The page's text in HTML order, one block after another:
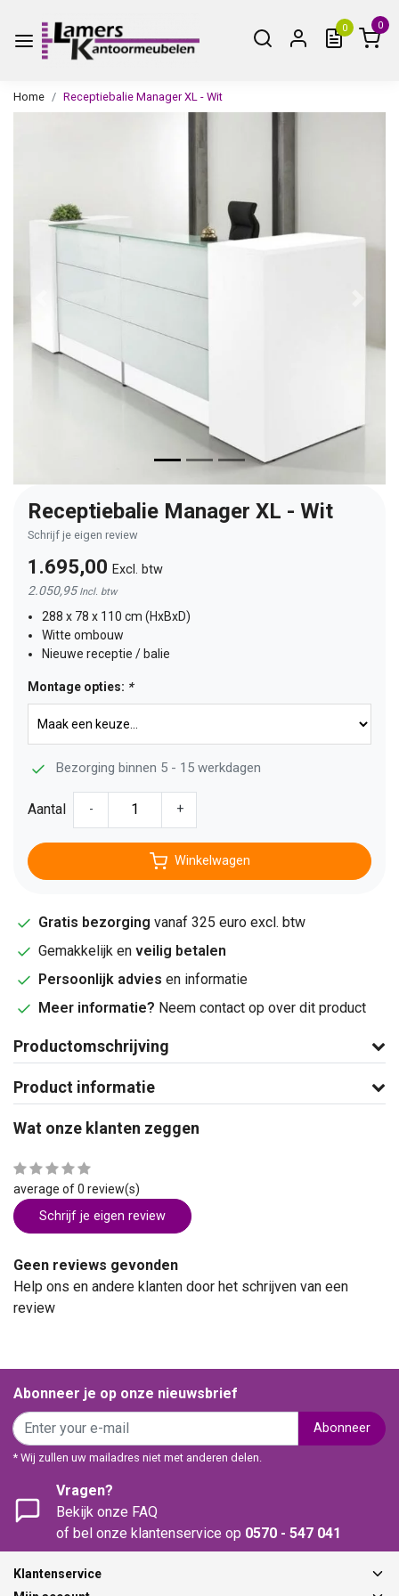
0 0
Home Receptiebalie Manager XL - Wit
Vorige
Receptiebalie Manager XL - Wit
Schrijf je eigen review
1.695,00 Excl. btw
2.050,95Incl. btw
288 x 78 x 110 cm (HxBxD)
Witte ombouw
Nieuwe receptie / balie
Montage opties: *
Bezorging binnen 5 - 15 werkdagen
Aantal - +
Winkelwagen
Gratis bezorging vanaf 325 euro excl. btw
Gemakkelijk en veilig betalen
Persoonlijk advies en informatie
Meer informatie? Neem contact op over dit product
Productomschrijving
Product informatie
Wat onze klanten zeggen
average of 0 review(s)
Schrijf je eigen review
Geen reviews gevonden
Help ons en andere klanten door het schrijven van een
review
Abonneer je op onze nieuwsbrief
Abonneer
* Wij zullen uw mailadres niet met anderen delen.
Vragen?
Bekijk onze FAQ
of bel onze klantenservice op 0570 - 547 041
Klantenservice